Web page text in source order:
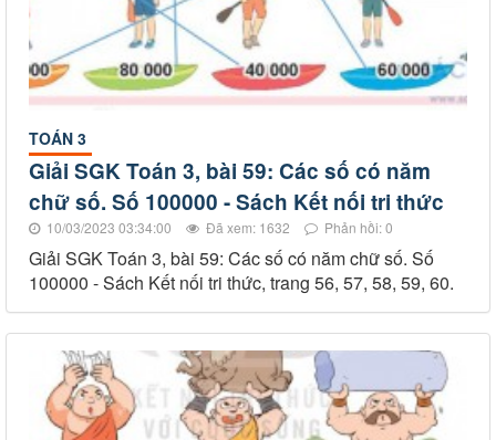
TOÁN 3
Giải SGK Toán 3, bài 59: Các số có năm
chữ số. Số 100000 - Sách Kết nối tri thức
10/03/2023 03:34:00 Đã xem: 1632 Phản hồi: 0
Giải SGK Toán 3, bài 59: Các số có năm chữ số. Số
100000 - Sách Kết nối tri thức, trang 56, 57, 58, 59, 60.